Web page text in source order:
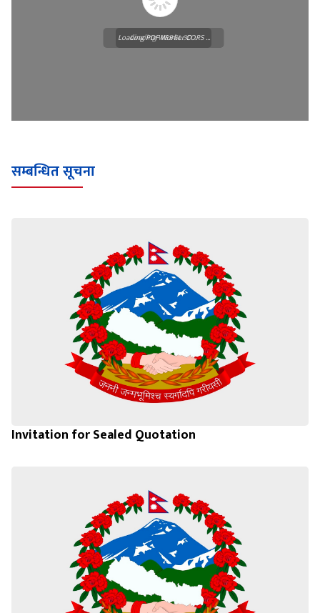
Loading WEBGL 3D ...
Loading PDF Worker CORS ...
सम्बन्धित सूचना
Invitation for Sealed Quotation